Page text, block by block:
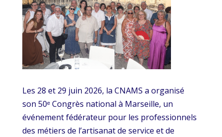
Les 28 et 29 juin 2026, la CNAMS a organisé
son 50ᵉ Congrès national à Marseille, un
événement fédérateur pour les professionnels
des métiers de l’artisanat de service et de